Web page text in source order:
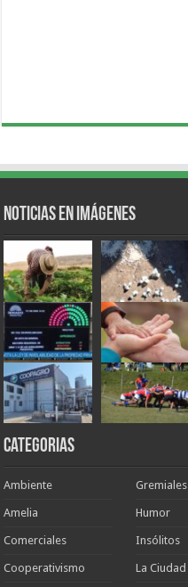
Noticias en Imágenes
Categorias
Ambiente
Amelia
Comerciales
Cooperativismo
Gremiales
Humor
Insólitos
La Ciudad